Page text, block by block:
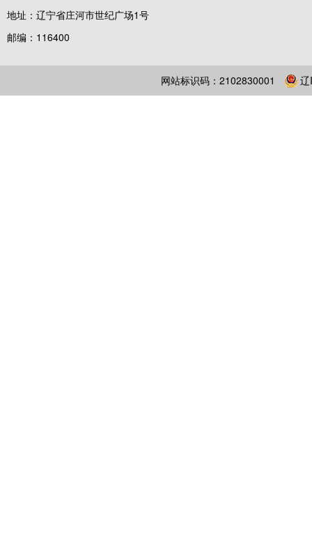
地址：辽宁省庄河市世纪广场1号
邮编：116400
网站标识码：2102830001